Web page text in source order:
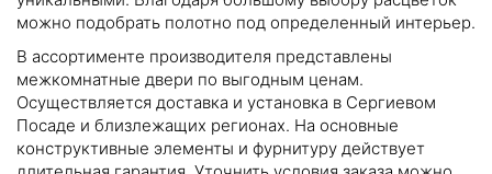
можно подобрать полотно под определенный интерьер.
В ассортименте производителя представлены
межкомнатные двери по выгодным ценам.
Осуществляется доставка и установка в Сергиевом
Посаде и близлежащих регионах. На основные
конструктивные элементы и фурнитуру действует